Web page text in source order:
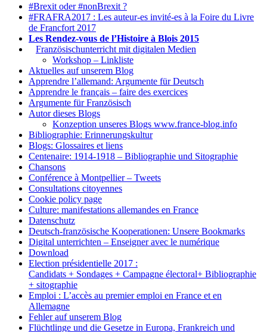
#Brexit oder #nonBrexit ?
#FRAFRA2017 : Les auteur-es invité-es à la Foire du Livre
de Francfort 2017
Les Rendez-vous de l’Histoire à Blois 2015
Französischunterricht mit digitalen Medien
Workshop – Linkliste
Aktuelles auf unserem Blog
Apprendre l’allemand: Argumente für Deutsch
Apprendre le français – faire des exercices
Argumente für Französisch
Autor dieses Blogs
Konzeption unseres Blogs www.france-blog.info
Bibliographie: Erinnerungskultur
Blogs: Glossaires et liens
Centenaire: 1914-1918 – Bibliographie und Sitographie
Chansons
Conférence à Montpellier – Tweets
Consultations citoyennes
Cookie policy page
Culture: manifestations allemandes en France
Datenschutz
Deutsch-französische Kooperationen: Unsere Bookmarks
Digital unterrichten – Enseigner avec le numérique
Download
Election présidentielle 2017 :
Candidats + Sondages + Campagne électoral+ Bibliographie
+ sitographie
Emploi : L’accès au premier emploi en France et en
Allemagne
Fehler auf unserem Blog
Flüchtlinge und die Gesetze in Europa, Frankreich und